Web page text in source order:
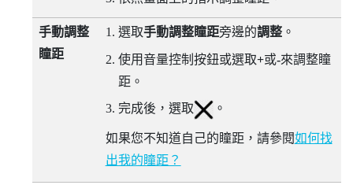
手動調整
瞳距
選取手動調整瞳距旁邊的調整。
使用音量控制按鈕或選取+或-來調整瞳
距。
完成後，選取 。
如果您不知道自己的瞳距，請參閱如何找
出我的瞳距？